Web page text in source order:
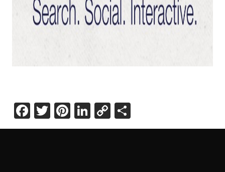
Facebook
Twitter
Pinterest
LinkedIn
Copy
Link
Share